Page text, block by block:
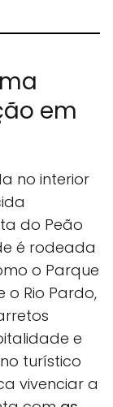
em
no interior
do Peão
é rodeada
o Parque
o Rio Pardo,
e
turístico
vivenciar a